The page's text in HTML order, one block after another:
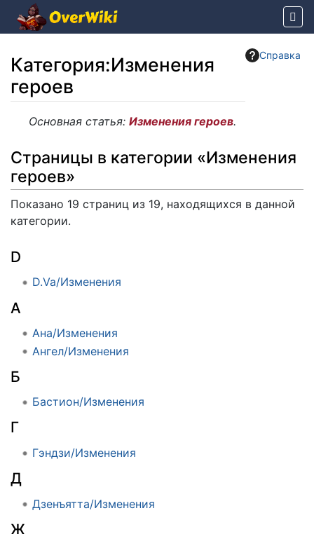
Справка
Категория:Изменения
героев
Перейти к:навигация ,поиск
Основная статья: Изменения героев.
Страницы в категории «Изменения
героев»
Показано 19 страниц из 19, находящихся в данной
категории.
D
D.Va/Изменения
А
Ана/Изменения
Ангел/Изменения
Б
Бастион/Изменения
Г
Гэндзи/Изменения
Д
Дзенъятта/Изменения
Ж